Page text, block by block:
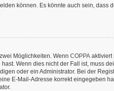
können. Es könnte auch sein, dass
Möglichkeiten. Wenn COPPA aktiviert
Wenn dies nicht der Fall ist, muss
oder ein Administrator. Bei der
E-Mail-Adresse korrekt eingegeben